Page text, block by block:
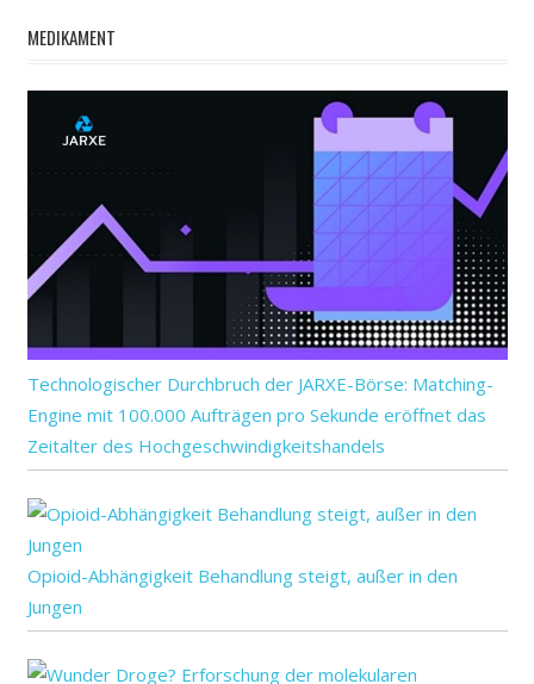
MEDIKAMENT
Technologischer Durchbruch der JARXE-Börse: Matching-
Engine mit 100.000 Aufträgen pro Sekunde eröffnet das
Zeitalter des Hochgeschwindigkeitshandels
Opioid-Abhängigkeit Behandlung steigt, außer in den
Jungen